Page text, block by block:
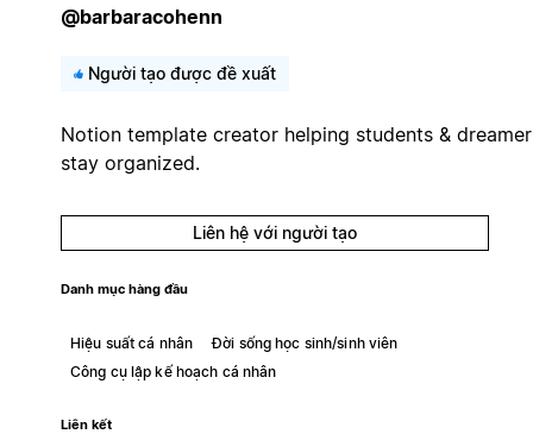
@barbaracohenn
Người tạo được đề xuất
Notion template creator helping students &
stay organized.
Liên hệ với người tạo
Danh mục hàng đầu
Hiệu suất cá nhân
Đời sống học sinh/sinh viên
Công cụ lập kế hoạch cá nhân
Liên kết